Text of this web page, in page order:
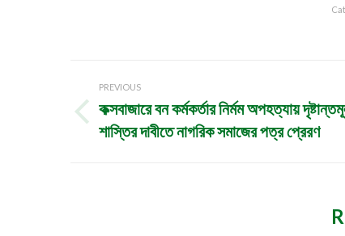
navigation
PREVIOUS
Previous
post:
কক্সবাজারে বন কর্মকর্তার নির্মম অপহত্যায়
শাস্তির দাবীতে নাগরিক সমাজের পত্র প্রেরণ